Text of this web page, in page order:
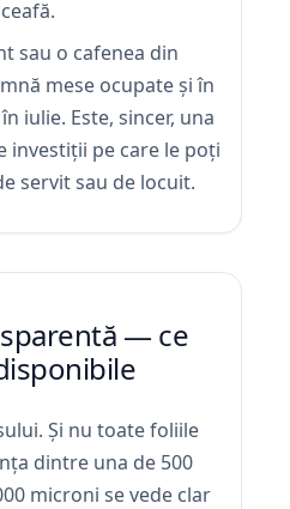
sau o cafenea din
mese ocupate și în
iulie. Este, sincer, una
investiții pe care le poți
servit sau de locuit.
— ce
Și nu toate foliile
dintre una de 500
microni se vede clar